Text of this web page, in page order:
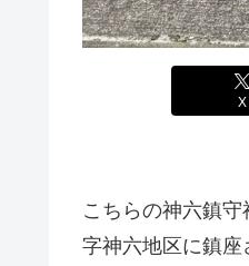
X
こちらの神六鎮
字神六地区に鎮座